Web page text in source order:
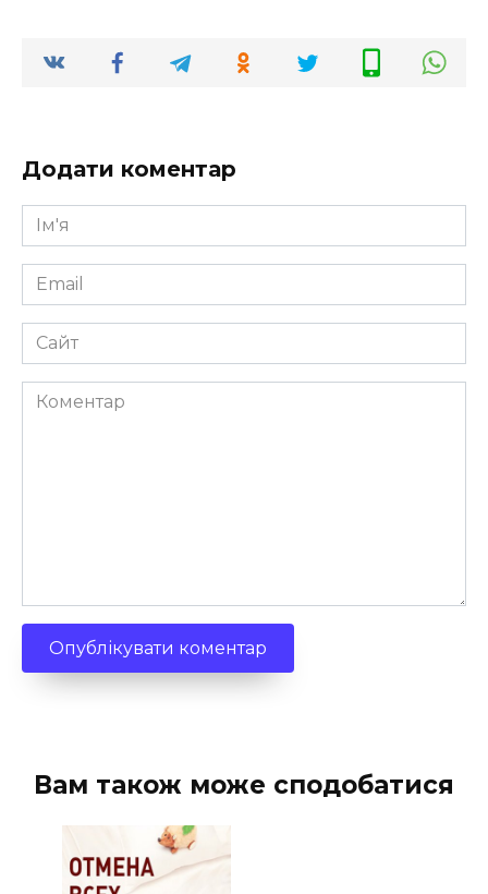
Додати коментар
Ім'я
*
Email
*
Сайт
Коментар
Вам також може сподобатися